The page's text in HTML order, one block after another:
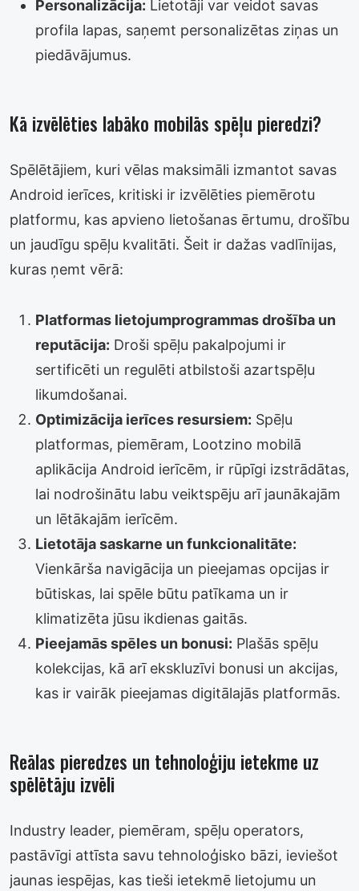
Personalizācija: Lietotāji var veidot savas
profila lapas, saņemt personalizētas ziņas un
piedāvājumus.
Kā izvēlēties labāko mobilās spēļu pieredzi?
Spēlētājiem, kuri vēlas maksimāli izmantot savas
Android ierīces, kritiski ir izvēlēties piemērotu
platformu, kas apvieno lietošanas ērtumu, drošību
un jaudīgu spēļu kvalitāti. Šeit ir dažas vadlīnijas,
kuras ņemt vērā:
Platformas lietojumprogrammas drošība un
reputācija: Droši spēļu pakalpojumi ir
sertificēti un regulēti atbilstoši azartspēļu
likumdošanai.
Optimizācija ierīces resursiem: Spēļu
platformas, piemēram, Lootzino mobilā
aplikācija Android ierīcēm, ir rūpīgi izstrādātas,
lai nodrošinātu labu veiktspēju arī jaunākajām
un lētākajām ierīcēm.
Lietotāja saskarne un funkcionalitāte:
Vienkārša navigācija un pieejamas opcijas ir
būtiskas, lai spēle būtu patīkama un ir
klimatizēta jūsu ikdienas gaitās.
Pieejamās spēles un bonusi: Plašās spēļu
kolekcijas, kā arī ekskluzīvi bonusi un akcijas,
kas ir vairāk pieejamas digitālajās platformās.
Reālas pieredzes un tehnoloģiju ietekme uz
spēlētāju izvēli
Industry leader, piemēram, spēļu operators,
pastāvīgi attīsta savu tehnoloģisko bāzi, ieviešot
jaunas iespējas, kas tieši ietekmē lietojumu un